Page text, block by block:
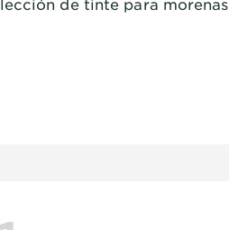
de tinte para morenas